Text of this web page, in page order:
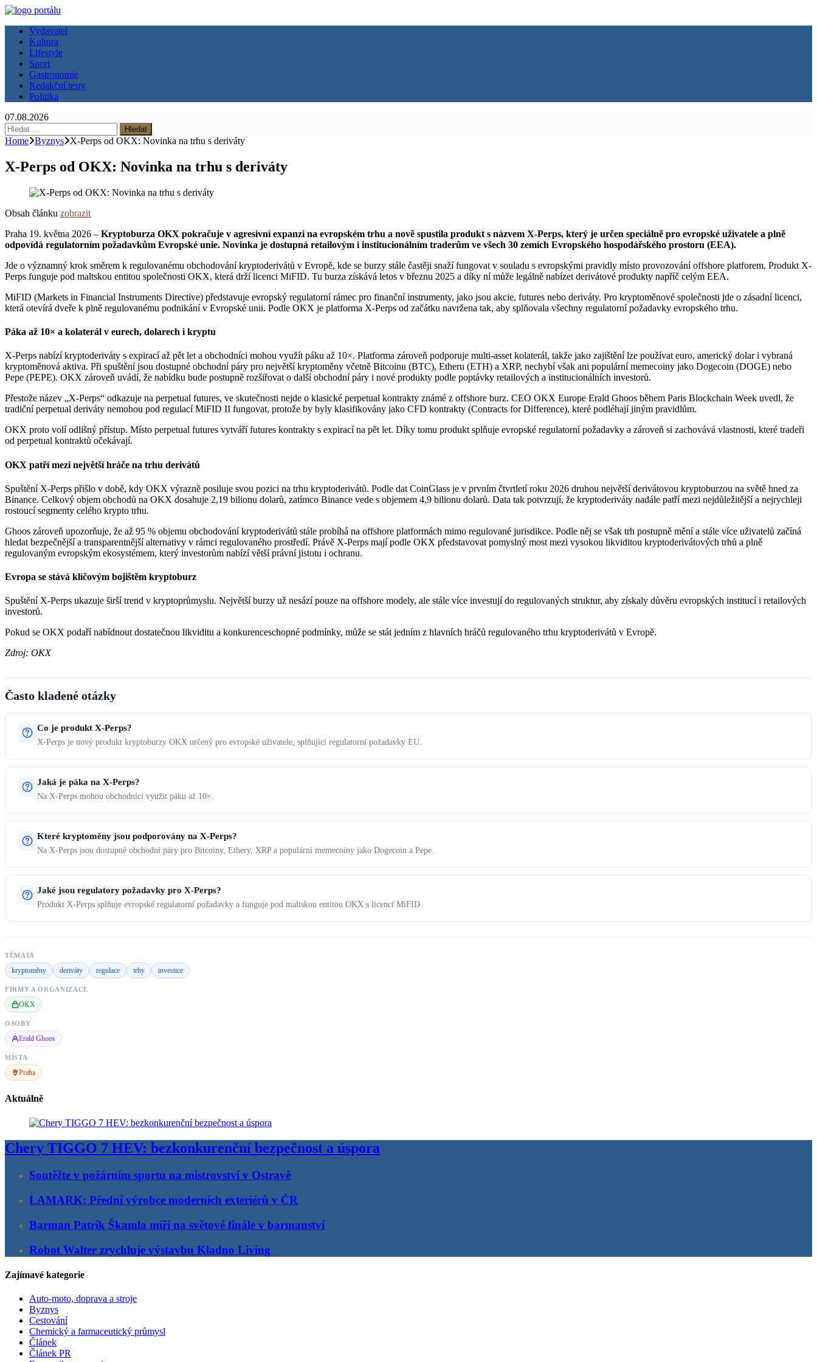
Vydavatel
Kultura
Lifestyle
Sport
Gastronomie
Redakční testy
Politika
07.08.2026
Vyhledávání
Home Byznys X-Perps od OKX: Novinka na trhu s deriváty
X-Perps od OKX: Novinka na trhu s deriváty
Obsah článku zobrazit
Praha 19. května 2026 – Kryptoburza OKX pokračuje v agresivní expanzi na evropském trhu a nově spustila produkt s názvem X-Perps, který je určen speciálně pro evropské uživatele a plně
odpovídá regulatorním požadavkům Evropské unie. Novinka je dostupná retailovým i institucionálním traderům ve všech 30 zemích Evropského hospodářského prostoru (EEA).
Jde o významný krok směrem k regulovanému obchodování kryptoderivátů v Evropě, kde se burzy stále častěji snaží fungovat v souladu s evropskými pravidly místo provozování offshore platforem. Produkt X-
Perps funguje pod maltskou entitou společnosti OKX, která drží licenci MiFID. Tu burza získává letos v březnu 2025 a díky ní může legálně nabízet derivátové produkty napříč celým EEA.
MiFID (Markets in Financial Instruments Directive) představuje evropský regulatorní rámec pro finanční instrumenty, jako jsou akcie, futures nebo deriváty. Pro kryptoměnové společnosti jde o zásadní licenci,
která otevírá dveře k plně regulovanému podnikání v Evropské unii. Podle OKX je platforma X-Perps od začátku navržena tak, aby splňovala všechny regulatorní požadavky evropského trhu.
Páka až 10× a kolaterál v eurech, dolarech i kryptu
X-Perps nabízí kryptoderiváty s expirací až pět let a obchodníci mohou využít páku až 10×. Platforma zároveň podporuje multi-asset kolaterál, takže jako zajištění lze používat euro, americký dolar i vybraná
kryptoměnová aktiva. Při spuštění jsou dostupné obchodní páry pro největší kryptoměny včetně Bitcoinu (BTC), Etheru (ETH) a XRP, nechybí však ani populární memecoiny jako Dogecoin (DOGE) nebo
Pepe (PEPE). OKX zároveň uvádí, že nabídku bude postupně rozšiřovat o další obchodní páry i nové produkty podle poptávky retailových a institucionálních investorů.
Přestože název „X-Perps“ odkazuje na perpetual futures, ve skutečnosti nejde o klasické perpetual kontrakty známé z offshore burz. CEO OKX Europe Erald Ghoos během Paris Blockchain Week uvedl, že
tradiční perpetual deriváty nemohou pod regulací MiFID II fungovat, protože by byly klasifikovány jako CFD kontrakty (Contracts for Difference), které podléhají jiným pravidlům.
OKX proto volí odlišný přístup. Místo perpetual futures vytváří futures kontrakty s expirací na pět let. Díky tomu produkt splňuje evropské regulatorní požadavky a zároveň si zachovává vlastnosti, které tradeři
od perpetual kontraktů očekávají.
OKX patří mezi největší hráče na trhu derivátů
Spuštění X-Perps přišlo v době, kdy OKX výrazně posiluje svou pozici na trhu kryptoderivátů. Podle dat CoinGlass je v prvním čtvrtletí roku 2026 druhou největší derivátovou kryptoburzou na světě hned za
Binance. Celkový objem obchodů na OKX dosahuje 2,19 bilionu dolarů, zatímco Binance vede s objemem 4,9 bilionu dolarů. Data tak potvrzují, že kryptoderiváty nadále patří mezi nejdůležitější a nejrychleji
rostoucí segmenty celého krypto trhu.
Ghoos zároveň upozorňuje, že až 95 % objemu obchodování kryptoderivátů stále probíhá na offshore platformách mimo regulované jurisdikce. Podle něj se však trh postupně mění a stále více uživatelů začíná
hledat bezpečnější a transparentnější alternativy v rámci regulovaného prostředí. Právě X-Perps mají podle OKX představovat pomyslný most mezi vysokou likviditou kryptoderivátových trhů a plně
regulovaným evropským ekosystémem, který investorům nabízí větší právní jistotu i ochranu.
Evropa se stává klíčovým bojištěm kryptoburz
Spuštění X-Perps ukazuje širší trend v kryptoprůmyslu. Největší burzy už nesází pouze na offshore modely, ale stále více investují do regulovaných struktur, aby získaly důvěru evropských institucí i retailových
investorů.
Pokud se OKX podaří nabídnout dostatečnou likviditu a konkurenceschopné podmínky, může se stát jedním z hlavních hráčů regulovaného trhu kryptoderivátů v Evropě.
Zdroj: OKX
Často kladené otázky
Co je produkt X-Perps?
X-Perps je nový produkt kryptoburzy OKX určený pro evropské uživatele, splňující regulatorní požadavky EU.
Jaká je páka na X-Perps?
Na X-Perps mohou obchodníci využít páku až 10×.
Které kryptoměny jsou podporovány na X-Perps?
Na X-Perps jsou dostupné obchodní páry pro Bitcoiny, Ethery, XRP a populární memecoiny jako Dogecoin a Pepe.
Jaké jsou regulatory požadavky pro X-Perps?
Produkt X-Perps splňuje evropské regulatorní požadavky a funguje pod maltskou entitou OKX s licencí MiFID.
TÉMATA
kryptoměny deriváty regulace trhy investice
FIRMY A ORGANIZACE
OKX
OSOBY
Erald Ghoos
MÍSTA
Praha
Aktuálně
Chery TIGGO 7 HEV: bezkonkurenční bezpečnost a úspora
Soutěžte v požárním sportu na mistrovství v Ostravě
LAMARK: Přední výrobce moderních exteriérů v ČR
Barman Patrik Škamla míří na světové finále v barmanství
Robot Walter zrychluje výstavbu Kladno Living
Zajímavé kategorie
Auto-moto, doprava a stroje
Byznys
Cestování
Chemický a farmaceutický průmysl
Článek
Článek PR